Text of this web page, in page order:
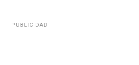
PUBLICIDAD